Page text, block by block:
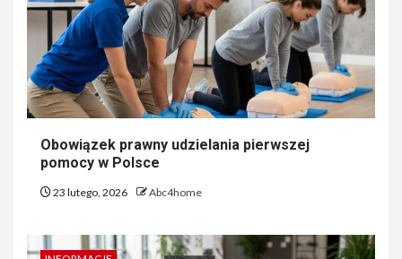
Obowiązek prawny udzielania pierwszej
pomocy w Polsce
23 lutego, 2026 Abc4home